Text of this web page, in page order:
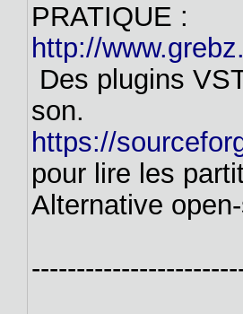
PRATIQUE :
http://
Des plugins
son.
https://
pour lire les
Alternative